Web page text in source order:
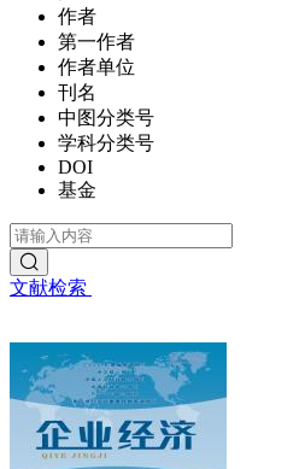
作者
第一作者
作者单位
刊名
中图分类号
学科分类号
DOI
基金
文献检索